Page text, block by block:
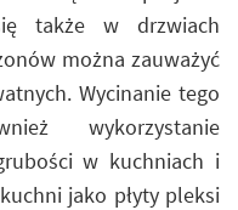
także w drzwiach
można zauważyć
Wycinanie tego
wykorzystanie
w kuchniach i
jako płyty pleksi